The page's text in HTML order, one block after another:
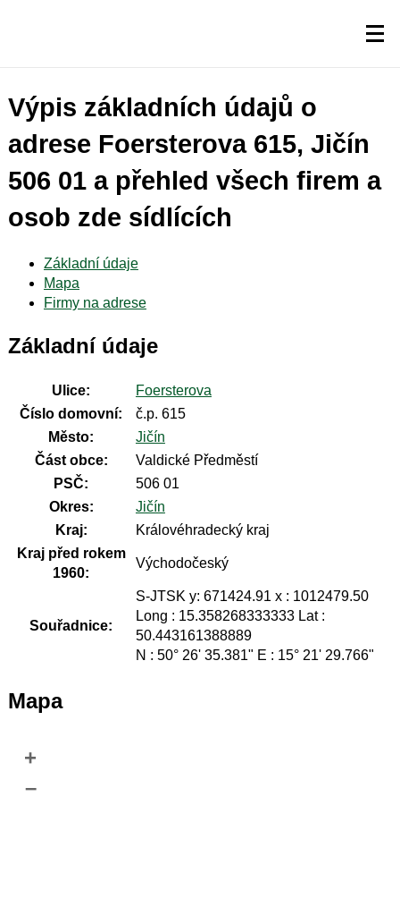
Výpis základních údajů o
adrese Foersterova 615, Jičín
506 01 a přehled všech firem a
osob zde sídlících
Základní údaje
Mapa
Firmy na adrese
Základní údaje
Ulice:
Foersterova
Číslo domovní:
č.p. 615
Město:
Jičín
Část obce:
Valdické Předměstí
PSČ:
506 01
Okres:
Jičín
Kraj:
Královéhradecký kraj
Kraj před rokem
1960:
Východočeský
Souřadnice:
S-JTSK y: 671424.91 x : 1012479.50
Long : 15.358268333333 Lat :
50.443161388889
N : 50° 26' 35.381" E : 15° 21' 29.766"
Mapa
+
–